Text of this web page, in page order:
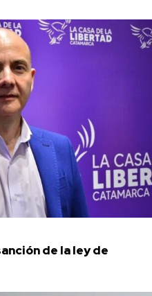
de la ley de